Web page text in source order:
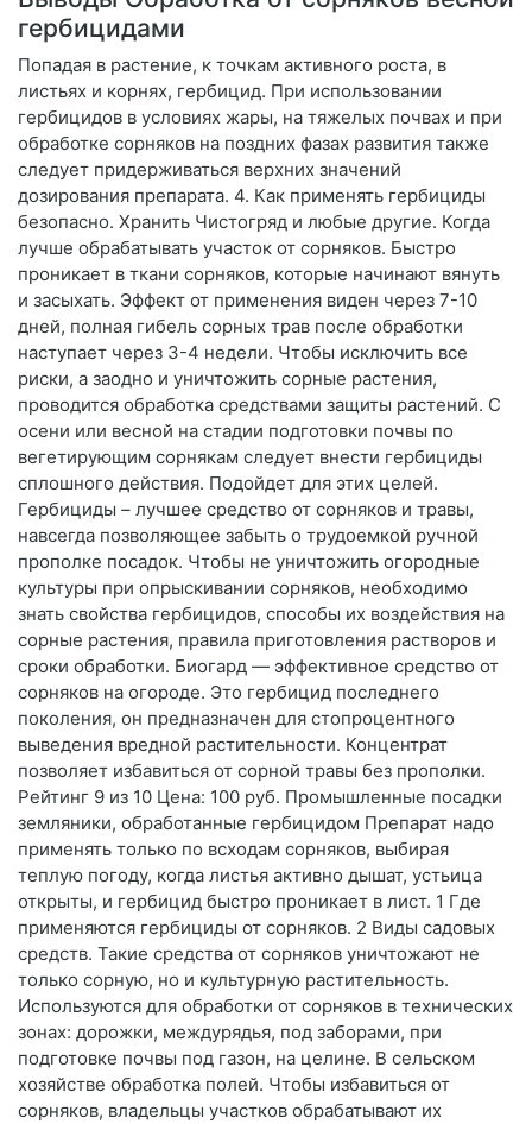
гербицидами
Попадая в растение, к точкам активного роста, в
листьях и корнях, гербицид. При использовании
гербицидов в условиях жары, на тяжелых почвах и при
обработке сорняков на поздних фазах развития также
следует придерживаться верхних значений
дозирования препарата. 4. Как применять гербициды
безопасно. Хранить Чистогряд и любые другие. Когда
лучше обрабатывать участок от сорняков. Быстро
проникает в ткани сорняков, которые начинают вянуть
и засыхать. Эффект от применения виден через 7-10
дней, полная гибель сорных трав после обработки
наступает через 3-4 недели. Чтобы исключить все
риски, а заодно и уничтожить сорные растения,
проводится обработка средствами защиты растений. С
осени или весной на стадии подготовки почвы по
вегетирующим сорнякам следует внести гербициды
сплошного действия. Подойдет для этих целей.
Гербициды – лучшее средство от сорняков и травы,
навсегда позволяющее забыть о трудоемкой ручной
прополке посадок. Чтобы не уничтожить огородные
культуры при опрыскивании сорняков, необходимо
знать свойства гербицидов, способы их воздействия на
сорные растения, правила приготовления растворов и
сроки обработки. Биогард — эффективное средство от
сорняков на огороде. Это гербицид последнего
поколения, он предназначен для стопроцентного
выведения вредной растительности. Концентрат
позволяет избавиться от сорной травы без прополки.
Рейтинг 9 из 10 Цена: 100 руб. Промышленные посадки
земляники, обработанные гербицидом Препарат надо
применять только по всходам сорняков, выбирая
теплую погоду, когда листья активно дышат, устьица
открыты, и гербицид быстро проникает в лист. 1 Где
применяются гербициды от сорняков. 2 Виды садовых
средств. Такие средства от сорняков уничтожают не
только сорную, но и культурную растительность.
Используются для обработки от сорняков в технических
зонах: дорожки, междурядья, под заборами, при
подготовке почвы под газон, на целине. В сельском
хозяйстве обработка полей. Чтобы избавиться от
сорняков, владельцы участков обрабатывают их